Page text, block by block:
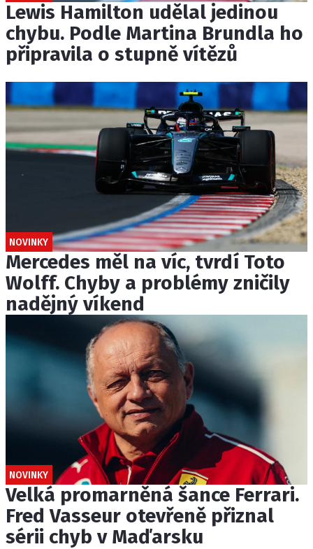
Lewis Hamilton udělal jedinou
chybu. Podle Martina Brundla ho
připravila o stupně vítězů
NOVINKY
Mercedes měl na víc, tvrdí Toto
Wolff. Chyby a problémy zničily
nadějný víkend
NOVINKY
Velká promarněná šance Ferrari.
Fred Vasseur otevřeně přiznal
sérii chyb v Maďarsku